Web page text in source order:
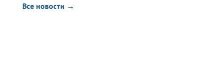
Все новости →